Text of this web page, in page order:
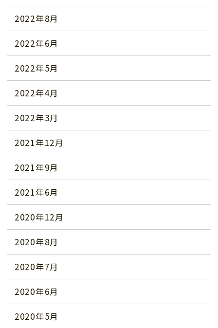
2022年8月
2022年6月
2022年5月
2022年4月
2022年3月
2021年12月
2021年9月
2021年6月
2020年12月
2020年8月
2020年7月
2020年6月
2020年5月